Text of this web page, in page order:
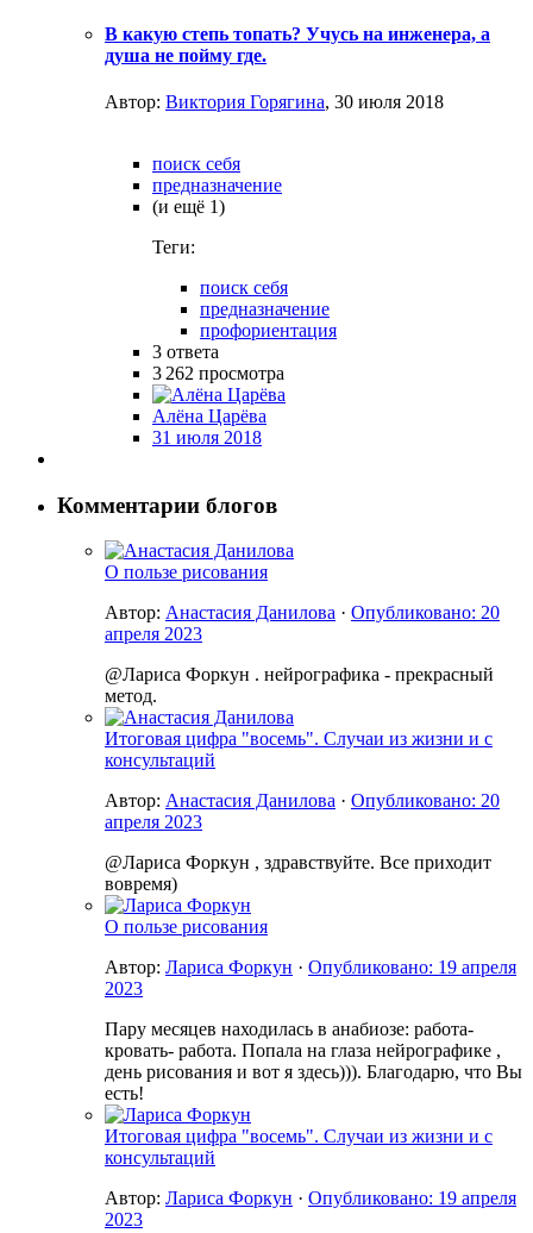
В какую степь топать? Учусь на инженера, а
душа не пойму где.
Автор: Виктория Горягина, 30 июля 2018
поиск себя
предназначение
(и ещё 1)
Теги:
поиск себя
предназначение
профориентация
3 ответа
3 262 просмотра
Алёна Царёва
31 июля 2018
Комментарии блогов
О пользе рисования
Автор: Анастасия Данилова · Опубликовано: 20
апреля 2023
@Лариса Форкун . нейрографика - прекрасный
метод.
Итоговая цифра "восемь". Случаи из жизни и с
консультаций
Автор: Анастасия Данилова · Опубликовано: 20
апреля 2023
@Лариса Форкун , здравствуйте. Все приходит
вовремя)
О пользе рисования
Автор: Лариса Форкун · Опубликовано: 19 апреля
2023
Пару месяцев находилась в анабиозе: работа-
кровать- работа. Попала на глаза нейрографике ,
день рисования и вот я здесь))). Благодарю, что Вы
есть!
Итоговая цифра "восемь". Случаи из жизни и с
консультаций
Автор: Лариса Форкун · Опубликовано: 19 апреля
2023